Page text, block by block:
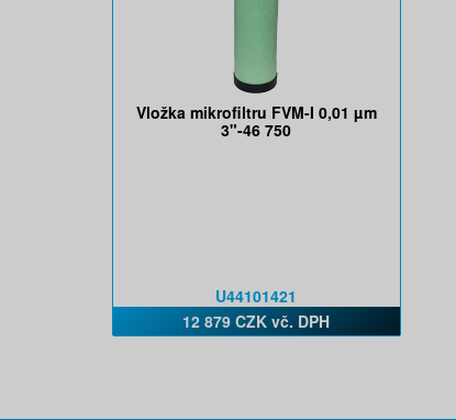
Vložka mikrofiltru FVM-I 0,01 µm
3"-46 750
U44101421
12 879 CZK vč. DPH